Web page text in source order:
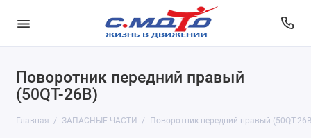
Поворотник передний правый
(50QT-26B)
Главная ЗАПАСНЫЕ ЧАСТИ Поворотник передний правый (50QT-